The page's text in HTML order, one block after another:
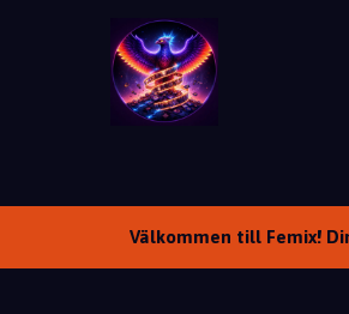
Välkommen till Femix!